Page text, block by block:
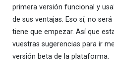
primera versión funcional y
de sus ventajas. Eso sí, no
tiene que empezar. Así que
vuestras sugerencias para ir
versión beta de la plataforma.